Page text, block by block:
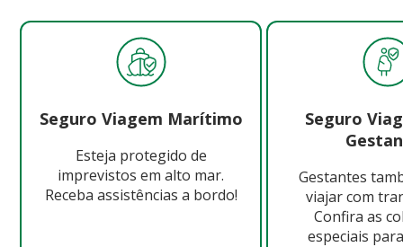
Seguro Viagem Marítimo
Esteja protegido de
imprevistos em alto mar.
Receba assistências a bordo!
Seguro
Gestantes
viajar com
Confira as
especiais